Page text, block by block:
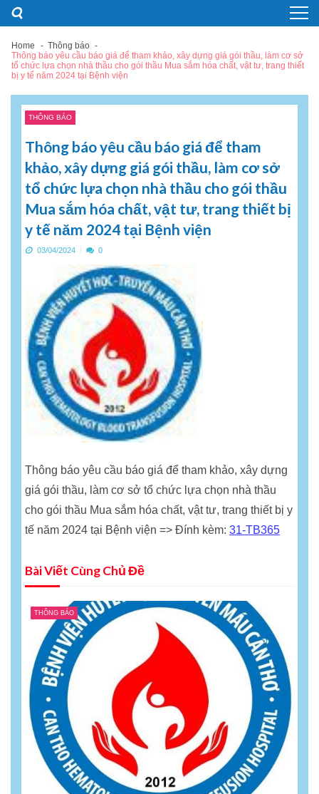
Skip
navigation
Skip
content
Home
Thông báo
Thông báo yêu cầu báo giá để tham khảo, xây dựng giá gói thầu, làm cơ sở
tổ chức lựa chọn nhà thầu cho gói thầu Mua sắm hóa chất, vật tư, trang thiết
bị y tế năm 2024 tại Bệnh viện
THÔNG BÁO
Thông báo yêu cầu báo giá để tham
khảo, xây dựng giá gói thầu, làm cơ sở
tổ chức lựa chọn nhà thầu cho gói thầu
Mua sắm hóa chất, vật tư, trang thiết bị
y tế năm 2024 tại Bệnh viện
03/04/2024 0
Thông báo yêu cầu báo giá để tham khảo, xây dựng
giá gói thầu, làm cơ sở tổ chức lựa chọn nhà thầu
cho gói thầu Mua sắm hóa chất, vật tư, trang thiết bị y
tế năm 2024 tại Bệnh viện => Đính kèm: 31-TB365
Bài Viết Cùng Chủ Đề
THÔNG BÁO